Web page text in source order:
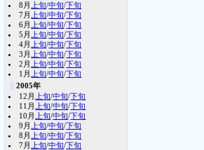
8月 上旬/中旬/下旬
7月 上旬/中旬/下旬
6月 上旬/中旬/下旬
5月 上旬/中旬/下旬
4月 上旬/中旬/下旬
3月 上旬/中旬/下旬
2月 上旬/中旬/下旬
1月 上旬/中旬/下旬
2005年
12月 上旬/中旬/下旬
11月 上旬/中旬/下旬
10月 上旬/中旬/下旬
9月 上旬/中旬/下旬
8月 上旬/中旬/下旬
7月 上旬/中旬/下旬